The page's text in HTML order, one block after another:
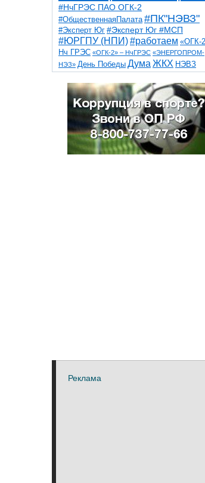
#НчГРЭС ПАО ОГК-2
#ОбщественнаяПалата #ПК"НЭВЗ"
#Эксперт Юг #Эксперт Юг #МСП
#ЮРГПУ (НПИ)#работаем «ОГК-
Нч ГРЭС «ОГК-2» – НчГРЭС «ЭНЕРГОПРОМ-
НЭЗ» День Победы Дума ЖКХ НЭВЗ
НчГРЭС ТНТ
благоустройствоветераны выборы
детидороги казаки коррупция космос
общественная палата парк пожар роща
спорт театр транспорт художники
Реклама